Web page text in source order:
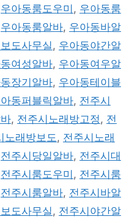
우아동룸도우미 , 우아동룸
우아동룸알바, 우아동바알
도사무실 , 우아동야간알
여성알바, 우아동여우알
장기알바, 우아동테이블
동퍼블릭알바, 전주시
, 전주시노래방고정 , 전
노래방보도 , 전주시노래
전주시당일알바, 전주시대
전주시룸도우미 , 전주시룸
전주시룸알바, 전주시바알
도사무실 , 전주시야간알